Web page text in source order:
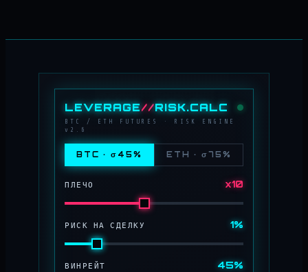
LEVERAGE//RISK.CALC
BTC / ETH FUTURES · RISK ENGINE
v2.6
BTC · σ45% ETH · σ75%
ПЛЕЧО x10
РИСК НА СДЕЛКУ 1%
ВИНРЕЙТ 45%